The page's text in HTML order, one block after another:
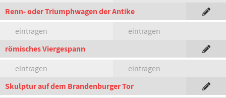
Renn- oder Triumphwagen der Antike
eintragen
eintragen
römisches Viergespann
eintragen
eintragen
Skulptur auf dem Brandenburger Tor